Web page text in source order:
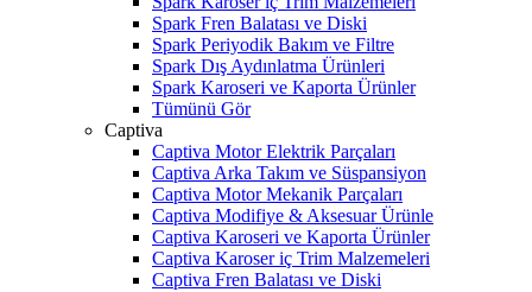
Spark Fren Balatası ve Diski
Spark Periyodik Bakım ve Filtre
Spark Dış Aydınlatma Ürünleri
Spark Karoseri ve Kaporta Ürünler
Tümünü Gör
Captiva
Captiva Motor Elektrik Parçaları
Captiva Arka Takım ve Süspansiyon
Captiva Motor Mekanik Parçaları
Captiva Modifiye & Aksesuar Ürünle
Captiva Karoseri ve Kaporta Ürünler
Captiva Karoser iç Trim Malzemeleri
Captiva Fren Balatası ve Diski